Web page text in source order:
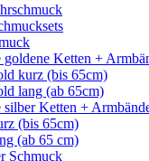
goldene Ketten +
kurz (bis 65cm)
lang (ab 65cm)
silber Ketten +
(bis 65cm)
(ab 65 cm)
Schmuck